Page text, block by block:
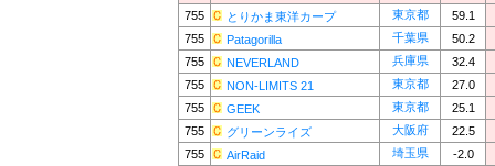
755
とりかま東洋カープ 東京都
59.1
755
Patagorilla 千葉県
50.2
755
NEVERLAND 兵庫県
32.4
755
NON-LIMITS 21 東京都
27.0
755
GEEK 東京都
25.1
755
グリーンライズ 大阪府
22.5
755
AirRaid 埼玉県
-2.0